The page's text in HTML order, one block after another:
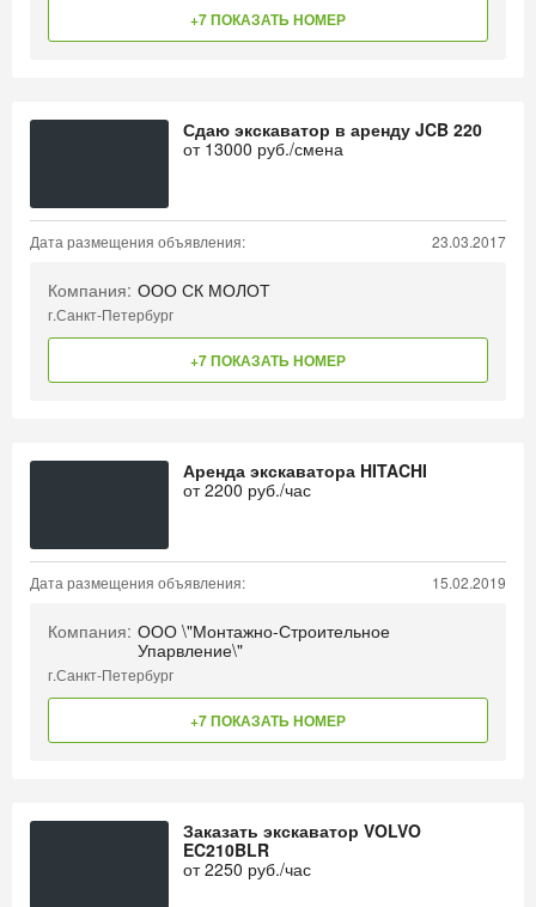
+7 ПОКАЗАТЬ НОМЕР
Сдаю экскаватор в аренду JCB 220
от 13000 руб./смена
Дата размещения объявления: 23.03.2017
Компания: ООО СК МОЛОТ
г.Санкт-Петербург
+7 ПОКАЗАТЬ НОМЕР
Аренда экскаватора HITACHI
от2200 руб./час
Дата размещения объявления: 15.02.2019
Компания: ООО \"Монтажно-Строительное
Упарвление\"
г.Санкт-Петербург
+7 ПОКАЗАТЬ НОМЕР
Заказать экскаватор VOLVO
EC210BLR
от2250 руб./час